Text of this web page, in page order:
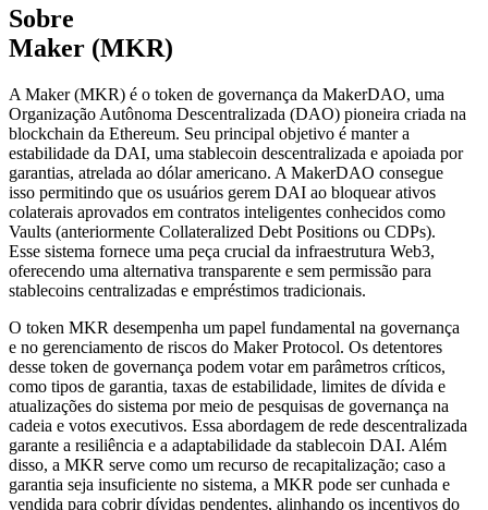
Sobre
Maker (MKR)
A Maker (MKR) é o token de governança da MakerDAO, uma
Organização Autônoma Descentralizada (DAO) pioneira criada na
blockchain da Ethereum. Seu principal objetivo é manter a
estabilidade da DAI, uma stablecoin descentralizada e apoiada por
garantias, atrelada ao dólar americano. A MakerDAO consegue
isso permitindo que os usuários gerem DAI ao bloquear ativos
colaterais aprovados em contratos inteligentes conhecidos como
Vaults (anteriormente Collateralized Debt Positions ou CDPs).
Esse sistema fornece uma peça crucial da infraestrutura Web3,
oferecendo uma alternativa transparente e sem permissão para
stablecoins centralizadas e empréstimos tradicionais.
O token MKR desempenha um papel fundamental na governança
e no gerenciamento de riscos do Maker Protocol. Os detentores
desse token de governança podem votar em parâmetros críticos,
como tipos de garantia, taxas de estabilidade, limites de dívida e
atualizações do sistema por meio de pesquisas de governança na
cadeia e votos executivos. Essa abordagem de rede descentralizada
garante a resiliência e a adaptabilidade da stablecoin DAI. Além
disso, a MKR serve como um recurso de recapitalização; caso a
garantia seja insuficiente no sistema, a MKR pode ser cunhada e
vendida para cobrir dívidas pendentes, alinhando os incentivos do